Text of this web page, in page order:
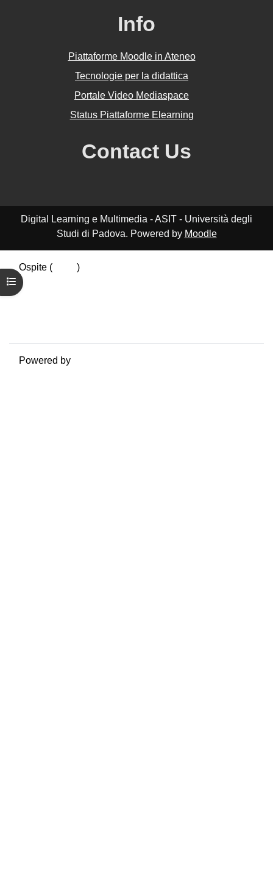
Apri indice del corso
Info
Piattaforme Moodle in Ateneo
Tecnologie per la didattica
Portale Video Mediaspace
Status Piattaforme Elearning
Contact Us
Digital Learning e Multimedia - ASIT - Università degli
Studi di Padova. Powered by Moodle
Ospite (
)
Riepilogo della conservazione dei dati
Powered by